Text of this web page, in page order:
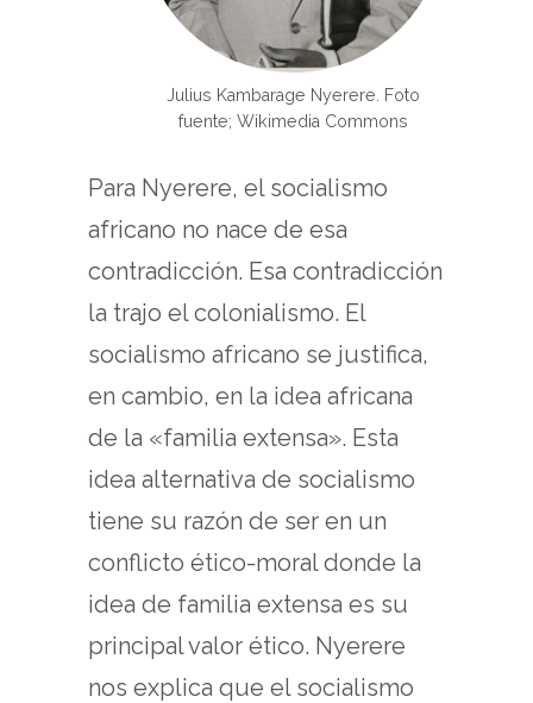
Julius Kambarage Nyerere. Foto
fuente; Wikimedia Commons
Para Nyerere, el socialismo
africano no nace de esa
contradicción. Esa contradicción
la trajo el colonialismo. El
socialismo africano se justifica,
en cambio, en la idea africana
de la «familia extensa». Esta
idea alternativa de socialismo
tiene su razón de ser en un
conflicto ético-moral donde la
idea de familia extensa es su
principal valor ético. Nyerere
nos explica que el socialismo